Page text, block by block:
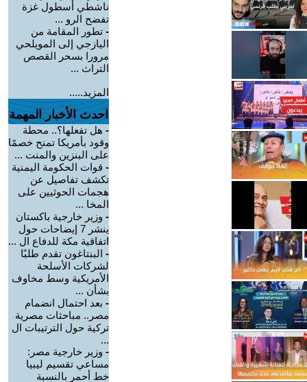
ناشطي أسطول غزة
تفضح الرو ...
- تطور المقامة من
اليازجي إلى المويلحي
مرورا بسحر القصص
التراث ...
المزيد.....
احدث الأخبار المهمة
- هل تفعلها؟.. محطة
وقود بأمريكا تمنح خصمًا
على البنزين والمنت ...
- قوات الحكومة اليمنية
تكشف تفاصيل عن
هجمات الحوثيين على
المخا ...
- وزير خارجية باكستان
ينشر 7 إيضاحات حول
اتفاقية مكة للدفاع ال ...
- البنتاغون تقدم طلبًا
لشركات الأسلحة
الأمريكية وسط مخاوف
بشأن ...
- بعد احتمال انضمام
مصر.. مباحثات مصرية
تركية حول الترتيبات ال
...
- وزير خارجية مصر:
مساعي تقسيم ليبيا
خط أحمر بالنسبة